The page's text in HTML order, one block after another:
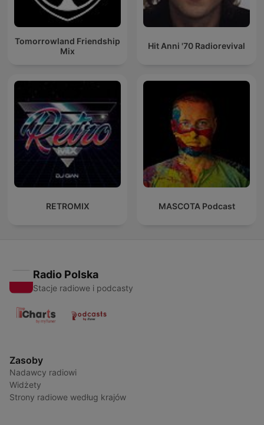
Tomorrowland Friendship
Mix
Hit Anni '70 Radiorevival
RETROMIX MASCOTA Podcast
Radio Polska
Stacje radiowe i podcasty
Zasoby
Nadawcy radiowi
Widżety
Strony radiowe według krajów